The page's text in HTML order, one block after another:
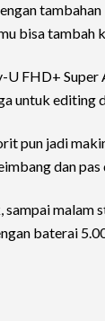
bisa
FHD+ Super
untuk editing
pun jadi
dan pas
malam
baterai